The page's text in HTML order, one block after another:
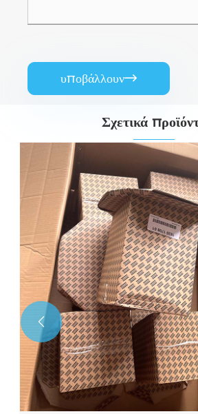
υποβάλλουν
Σχετικά
2901056300 Γνήσια ανταλλακτικά
Δείτε περισσότερα >>
